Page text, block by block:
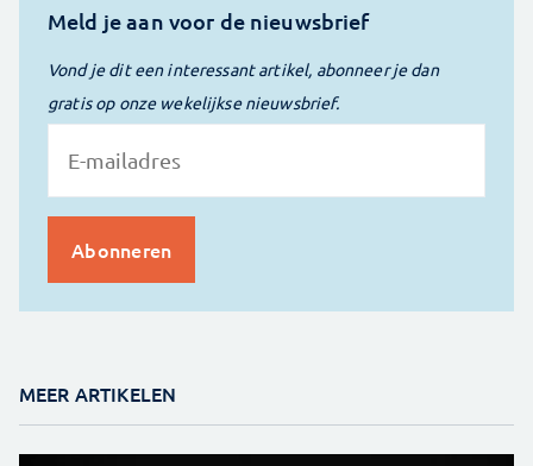
Meld je aan voor de nieuwsbrief
Vond je dit een interessant artikel, abonneer je dan
gratis op onze wekelijkse nieuwsbrief.
MEER ARTIKELEN